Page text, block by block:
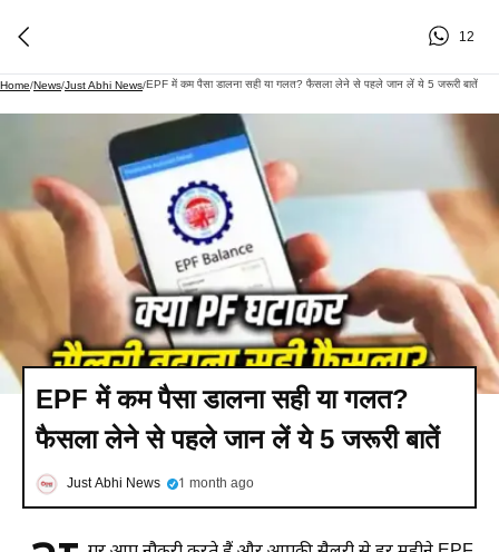
12
Home/News/Just Abhi News/EPF में कम पैसा डालना सही या गलत? फैसला लेने से पहले जान लें ये 5 जरूरी बातें​
EPF में कम पैसा डालना सही या गलत?
फैसला लेने से पहले जान लें ये 5 जरूरी बातें​
Just Abhi News 1 month ago